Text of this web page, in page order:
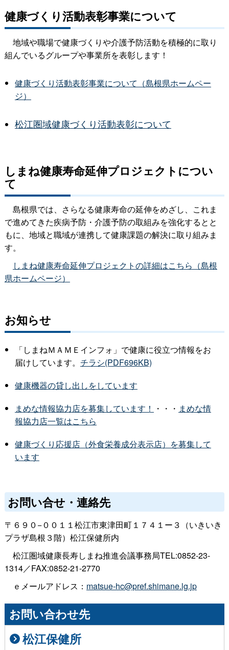
健康づくり活動表彰事業について
地域や職場で健康づくりや介護予防活動を積極的に取り
組んでいるグループや事業所を表彰します！
健康づくり活動表彰事業について（島根県ホームペー
ジ）
松江圏域健康づくり活動表彰について
しまね健康寿命延伸プロジェクトについ
て
島根県では、さらなる健康寿命の延伸をめざし、これま
で進めてきた疾病予防・介護予防の取組みを強化するとと
もに、地域と職域が連携して健康課題の解決に取り組みま
す。
しまね健康寿命延伸プロジェクトの詳細はこちら（島根
県ホームページ）
お知らせ
「しまねＭＡＭＥインフォ」で健康に役立つ情報をお
届けしています。 チラシ(PDF696KB)
健康機器の貸し出しをしています
まめな情報協力店を募集しています！
・・・ まめな情
報協力店一覧はこちら
健康づくり応援店（外食栄養成分表示店）を募集して
います
お問い合せ・連絡先
〒６９０−００１１松江市東津田町１７４１ー３（いきいき
プラザ島根３階）松江保健所内
松江圏域健康長寿しまね推進会議事務局TEL:0852-23-
1314／FAX:0852-21-2770
ｅメールアドレス： matsue-hc@pref.shimane.lg.jp
お問い合わせ先
松江保健所